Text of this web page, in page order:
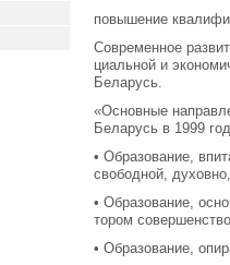
повышение
Современное
циальной и
Беларусь.
«Основные
Беларусь в 1999
• Образование,
свободной,
• Образование,
тором
• Образование,